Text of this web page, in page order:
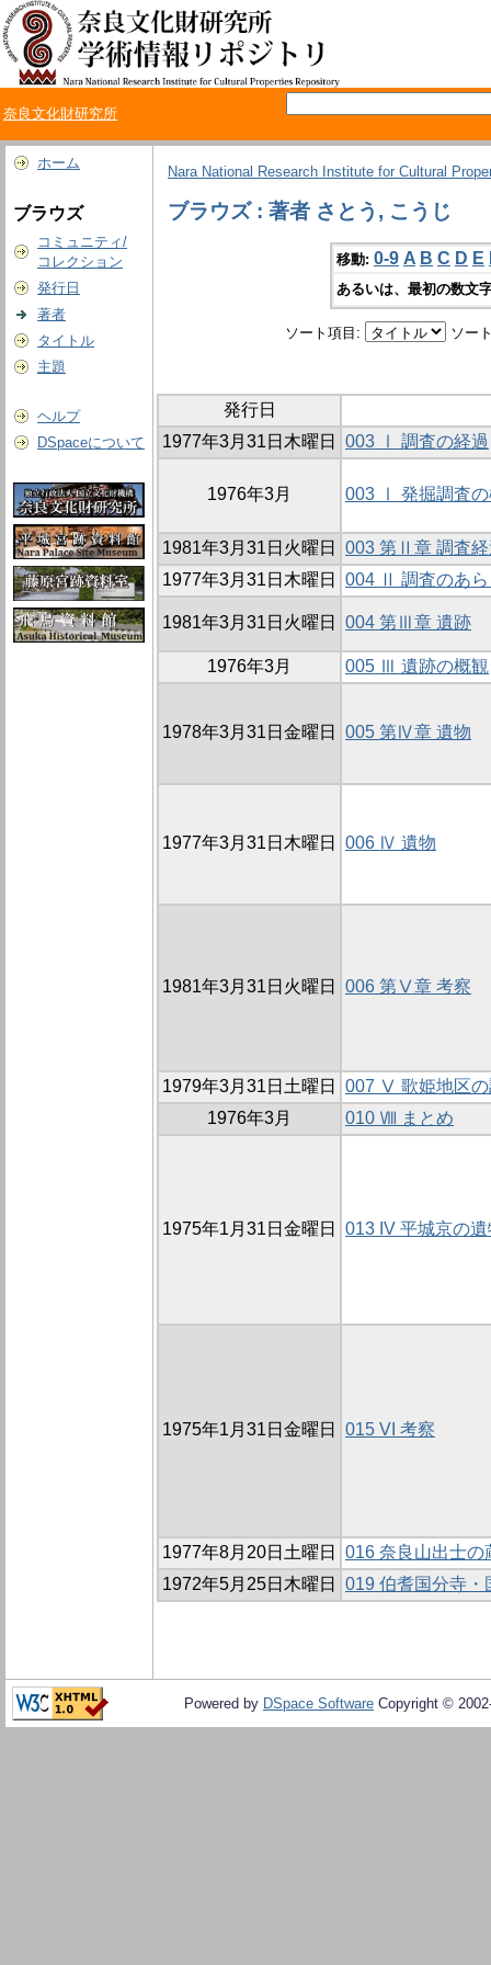
奈良文化財研究所
ホーム
ブラウズ
コミュニティ/
コレクション
発行日
著者
タイトル
主題
ヘルプ
DSpaceについて
Nara National Research Institute for Cultural
ブラウズ : 著者 さとう, こうじ
移動: 0-9 A B C D E
あるいは、最初の数文
ソート項目: ソー
発行日
1977年3月31日木曜日
003 Ⅰ 調査の経過
1976年3月 003 Ⅰ 発掘調査の
1981年3月31日火曜日
003 第Ⅱ章 調査
1977年3月31日木曜日
004 Ⅱ 調査のあら
1981年3月31日火曜日 004 第Ⅲ章 遺跡
1976年3月 005 Ⅲ 遺跡の概観
1978年3月31日金曜日 005 第Ⅳ章 遺物
1977年3月31日木曜日 006 Ⅳ 遺物
1981年3月31日火曜日 006 第Ⅴ章 考察
1979年3月31日土曜日
007 Ⅴ 歌姫地区の
1976年3月
010 Ⅷ まとめ
1975年1月31日金曜日 013 IV 平城京の遺
1975年1月31日金曜日 015 VI 考察
1977年8月20日土曜日
016 奈良山出士の
1972年5月25日木曜日
019 伯耆国分寺・
Powered by DSpace Software Copyright ©